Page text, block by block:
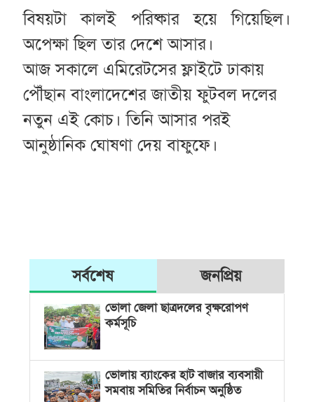
বিষয়টা কালই পরিষ্কার হয়ে গিয়েছিল।
অপেক্ষা ছিল তার দেশে আসার।
আজ সকালে এমিরেটসের ফ্লাইটে ঢাকায়
পৌঁছান বাংলাদেশের জাতীয় ফুটবল দলের
নতুন এই কোচ। তিনি আসার পরই
আনুষ্ঠানিক ঘোষণা দেয় বাফুফে।
সর্বশেষ জনপ্রিয়
ভোলা জেলা ছাত্রদলের বৃক্ষরোপণ
কর্মসূচি
ভোলায় ব্যাংকের হাট বাজার ব্যবসায়ী
সমবায় সমিতির নির্বাচন অনুষ্ঠিত